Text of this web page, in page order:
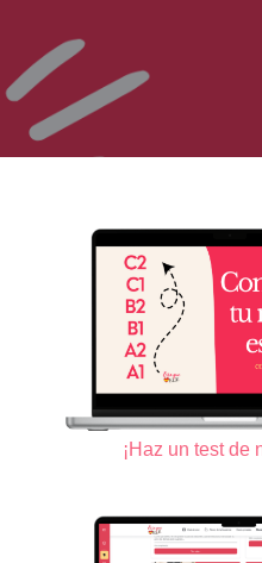
¡Haz un test de